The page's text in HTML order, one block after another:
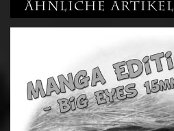
Ähnliche Artikel